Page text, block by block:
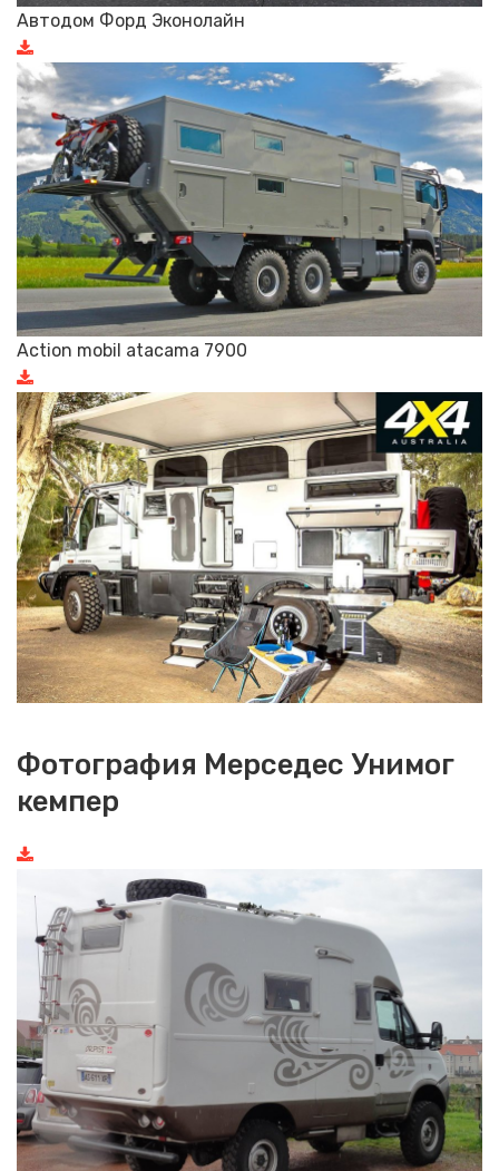
Автодом Форд Эконолайн
Action mobil atacama 7900
Фотография Мерседес Унимог
кемпер